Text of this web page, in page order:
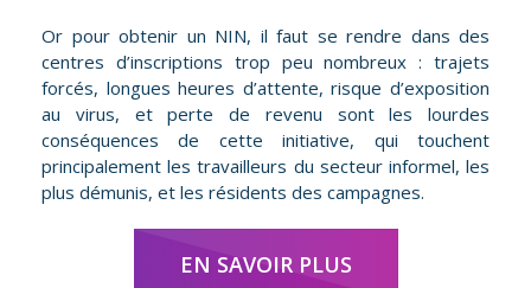
Or pour obtenir un NIN, il faut se rendre dans des
centres d’inscriptions trop peu nombreux : trajets
forcés, longues heures d’attente, risque d’exposition
au virus, et perte de revenu sont les lourdes
conséquences de cette initiative, qui touchent
principalement les travailleurs du secteur informel, les
plus démunis, et les résidents des campagnes.
EN SAVOIR PLUS